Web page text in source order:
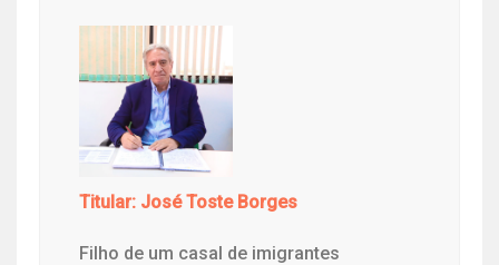
Titular: José Toste Borges
Filho de um casal de imigrantes